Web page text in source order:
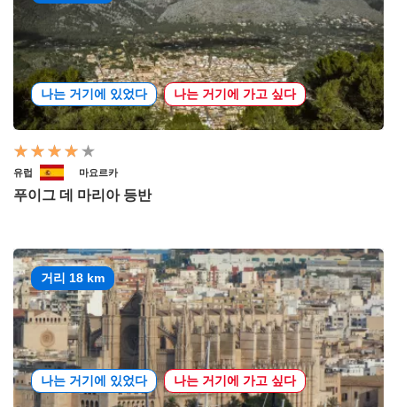
나는 거기에 있었다 나는 거기에 가고 싶다
유럽 마요르카
푸이그 데 마리아 등반
거리 18 km
나는 거기에 있었다 나는 거기에 가고 싶다